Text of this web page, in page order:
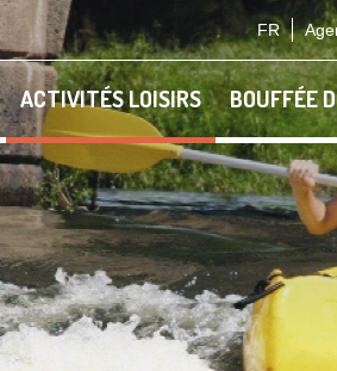
FR
ACTIVITÉS LOISIRS BOUFFÉE